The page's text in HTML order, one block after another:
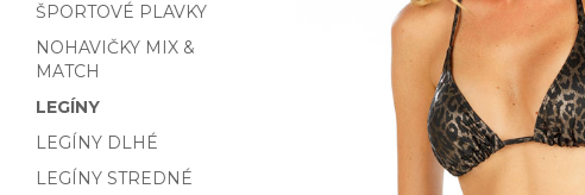
ŠPORTOVÉ PLAVKY
NOHAVIČKY MIX &
MATCH
LEGÍNY
LEGÍNY DLHÉ
LEGÍNY STREDNÉ